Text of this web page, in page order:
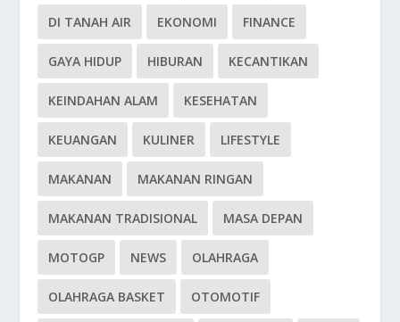
DI TANAH AIR EKONOMI FINANCE
GAYA HIDUP HIBURAN KECANTIKAN
KEINDAHAN ALAM KESEHATAN
KEUANGAN KULINER LIFESTYLE
MAKANAN MAKANAN RINGAN
MAKANAN TRADISIONAL MASA DEPAN
MOTOGP NEWS OLAHRAGA
OLAHRAGA BASKET OTOMOTIF